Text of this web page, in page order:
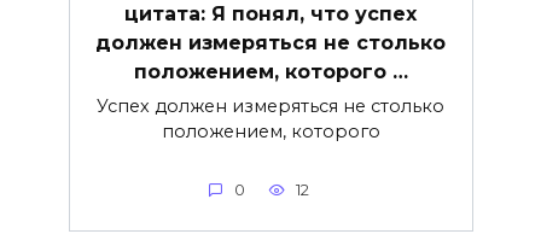
цитата: Я понял, что успех
должен измеряться не столько
положением, которого …
Успех должен измеряться не столько
положением, которого
0 12